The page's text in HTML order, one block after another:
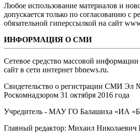
Любое использование материалов и
допускается только по согласованию с
обязательной гиперссылкой на сайт
ИНФОРМАЦИЯ О СМИ
Сетевое средство массовой
сайт в сети интернет bbnews.ru.
Свидетельство о регистрации СМИ
Роскомнадзором 31 октября 2016 года
Учредитель - МАУ ГО Балашиха «ИА
Главный редактор: Михаил Николаевич